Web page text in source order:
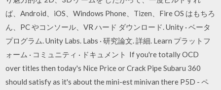
ば、Android、iOS、Windows Phone、Tizen、Fire OS はもちろ
ん、PC やコンソール、VR ハード ダウンロード. Unity · ベータ
プログラム. Unity Labs. Labs · 研究論文. 詳細. Learn プラットフ
ォーム · コミュニティ · ドキュメント If you're totally OCD
over titles then today's Nice Price or Crack Pipe Subaru 360
should satisfy as it's about the mini-est minivan there P5D - ペ